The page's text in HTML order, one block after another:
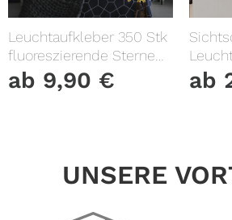
Leuchtaufkleber 350 Stk
fluoreszierende Sterne
und Punkte leuchten im
Dunklen Kinderzimmer
ab 9,90 € ab
UNSERE